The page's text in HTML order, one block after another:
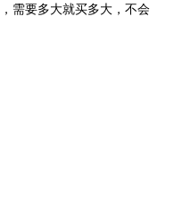
需要多大就买多大，不会